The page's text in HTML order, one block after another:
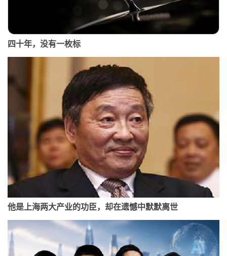
四十年，没有一枚标
他是上海两大产业的功臣，却在遗憾中默默离世